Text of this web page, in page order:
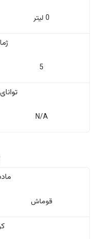
0 لیتر
5
N/A
قوماش